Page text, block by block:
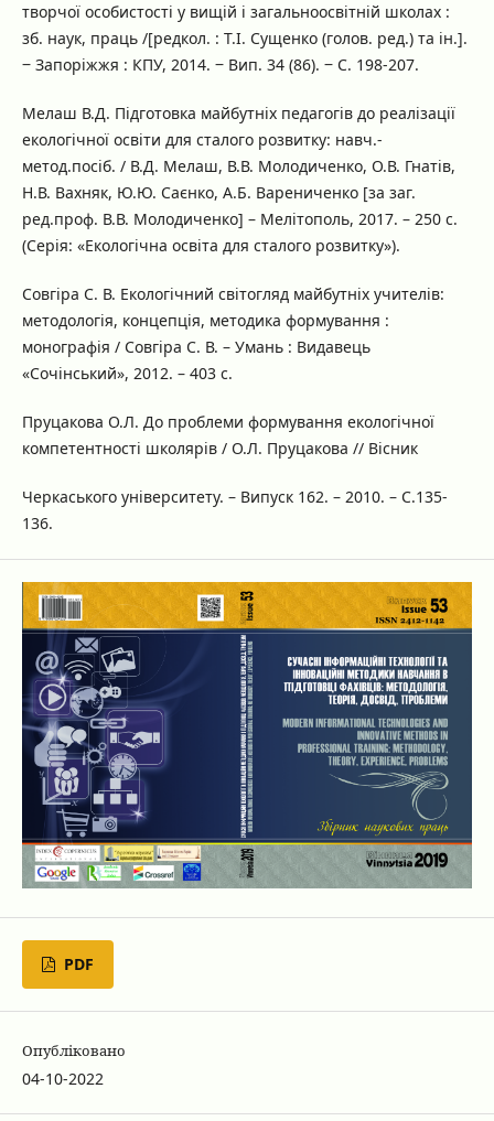
творчої особистості у вищій і загальноосвітній школах :
зб. наук, праць /[редкол. : Т.І. Сущенко (голов. ред.) та ін.].
‒ Запоріжжя : КПУ, 2014. ‒ Вип. 34 (86). ‒ С. 198-207.
Мелаш В.Д. Підготовка майбутніх педагогів до реалізації
екологічної освіти для сталого розвитку: навч.-
метод.посіб. / В.Д. Мелаш, В.В. Молодиченко, О.В. Гнатів,
Н.В. Вахняк, Ю.Ю. Саєнко, А.Б. Варениченко [за заг.
ред.проф. В.В. Молодиченко] – Мелітополь, 2017. – 250 с.
(Серія: «Екологічна освіта для сталого розвитку»).
Совгіра С. В. Екологічний світогляд майбутніх учителів:
методологія, концепція, методика формування :
монографія / Совгіра С. В. – Умань : Видавець
«Сочінський», 2012. – 403 с.
Пруцакова О.Л. До проблеми формування екологічної
компетентності школярів / О.Л. Пруцакова // Вісник
Черкаського університету. – Випуск 162. – 2010. – С.135-
136.
PDF
Опубліковано
04-10-2022